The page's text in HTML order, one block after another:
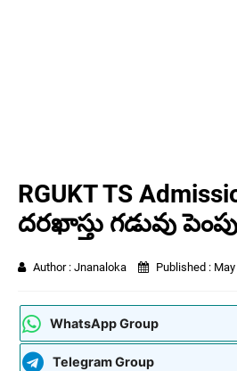
RGUKT TS
దరఖాస్తు గడువు పెంపు
Author : Jnanaloka Published :
WhatsApp Group
Telegram Group